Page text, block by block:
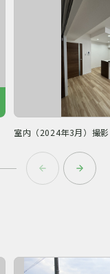
室内（2024年3月）撮影